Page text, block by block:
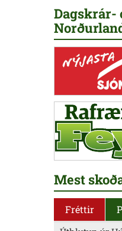
Dagskrár-
Mest
Fréttir